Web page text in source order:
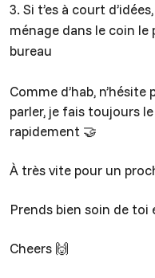
Si t’es à court
ménage dans le coin
bureau
Comme d’hab, n’hésite
parler, je fais toujours
rapidement 🤝
À très vite pour un
Prends bien soin de toi
Cheers 🙌